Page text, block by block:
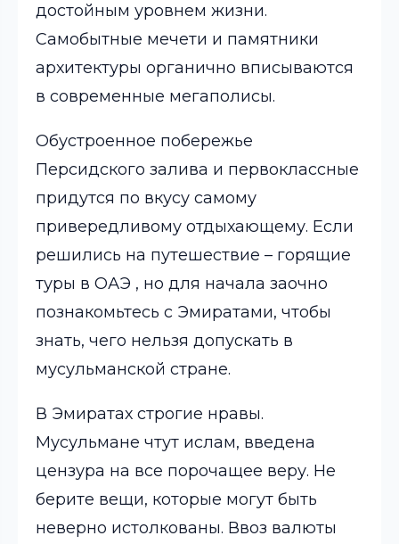
достойным уровнем жизни.
Самобытные мечети и памятники
архитектуры органично вписываются
в современные мегаполисы.
Обустроенное побережье
Персидского залива и первоклассные
придутся по вкусу самому
привередливому отдыхающему. Если
решились на путешествие – горящие
туры в ОАЭ , но для начала заочно
познакомьтесь с Эмиратами, чтобы
знать, чего нельзя допускать в
мусульманской стране.
В Эмиратах строгие нравы.
Мусульмане чтут ислам, введена
цензура на все порочащее веру. Не
берите вещи, которые могут быть
неверно истолкованы. Ввоз валюты